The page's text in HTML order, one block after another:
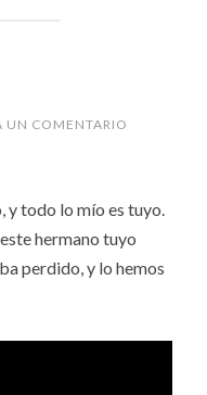
UN COMENTARIO
y todo lo mío es tuyo.
hermano tuyo
perdido, y lo hemos